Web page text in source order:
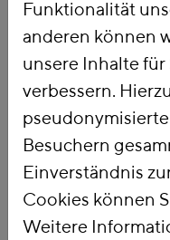
Titel
Funktionalität
anderen können
unsere Inhalte
verbessern.
Besuchern
Einverständnis
Cookies können
Weitere